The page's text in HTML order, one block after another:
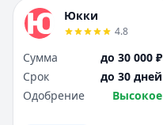
Юкки
4.8
Сумма
до 30 000 ₽
Срок
до 30 дней
Одобрение
Высокое